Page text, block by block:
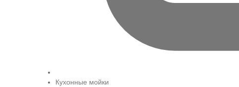
Кухонные мойки